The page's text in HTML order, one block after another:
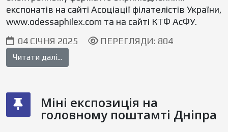
експонатів на сайті Асоціації філателістів України,
www.odessaphilex.com та на сайті КТФ АсФУ.
04 СІЧНЯ 2025
ПЕРЕГЛЯДИ: 804
Читати далі...
Міні експозиція на
головному поштамті Дніпра